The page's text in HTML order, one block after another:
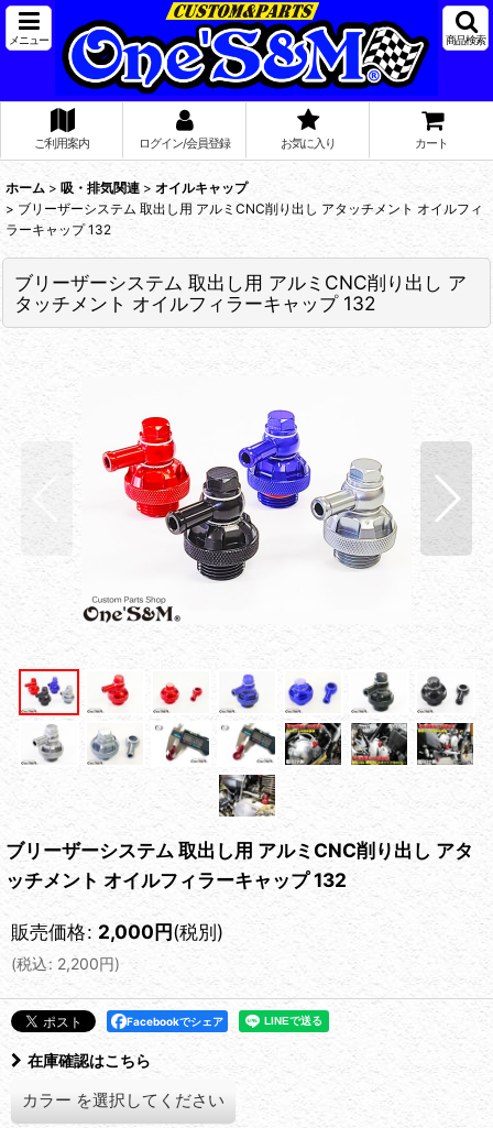
メニュー 商品検索
ご利用案内 ログイン/会員登録 お気に入り カート
ホーム > 吸・排気関連 > オイルキャップ
> ブリーザーシステム 取出し用 アルミCNC削り出し アタッチメント オイルフィ
ラーキャップ 132
ブリーザーシステム 取出し用 アルミCNC削り出し ア
タッチメント オイルフィラーキャップ 132
ブリーザーシステム 取出し用 アルミCNC削り出し アタ
ッチメント オイルフィラーキャップ 132
販売価格: 2,000円(税別)
(税込: 2,200円)
Facebookでシェア
在庫確認はこちら
カラー を選択してください